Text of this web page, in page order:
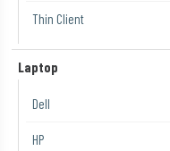
Thin Client
Laptop
Dell
HP